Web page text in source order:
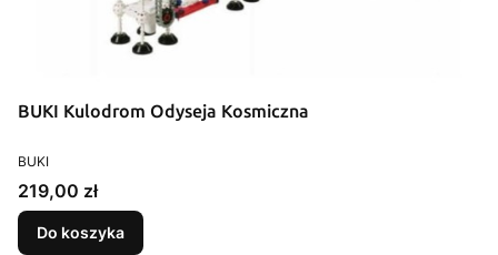
BUKI Kulodrom Odyseja Kosmiczna
PRODUCENT
BUKI
Cena
219,00 zł
Do koszyka